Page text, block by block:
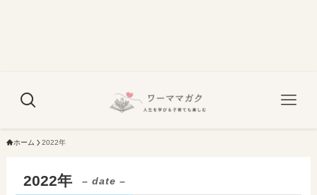
ホーム 2022年
2022年 – date –